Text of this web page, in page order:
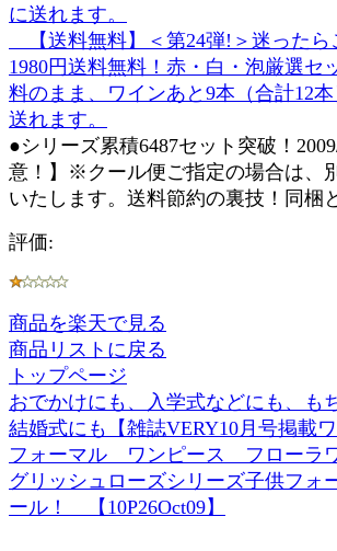
【送料無料】＜第24弾!＞迷ったら
1980円送料無料！赤・白・泡厳選
料のまま、ワインあと9本（合計12
送れます。
●シリーズ累積6487セット突破！
意！】※クール便ご指定の場合は、
いたします。送料節約の裏技！同梱
評価:
商品を楽天で見る
商品リストに戻る
トップページ
おでかけにも、入学式などにも、も
結婚式にも【雑誌VERY10月号掲載
フォーマル ワンピース フロー
グリッシュローズシリーズ子供フ
ール！ 【10P26Oct09】